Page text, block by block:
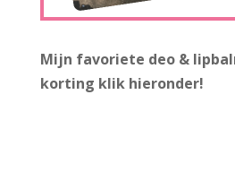
Mijn favoriete deo &
korting klik hieronder!